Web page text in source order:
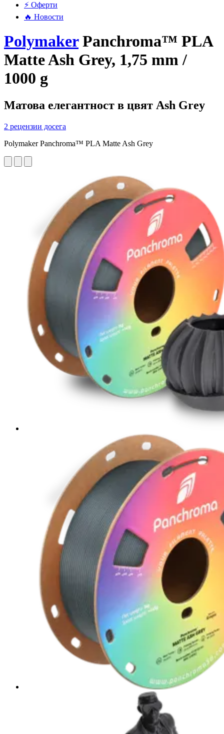
⚡ Оферти
🔥 Новости
PolymakerPanchroma™ PLA
Matte Ash Grey, 1,75 mm /
1000 g
Матова елегантност в цвят Ash Grey
2 рецензии досега
Polymaker Panchroma™ PLA Matte Ash Grey